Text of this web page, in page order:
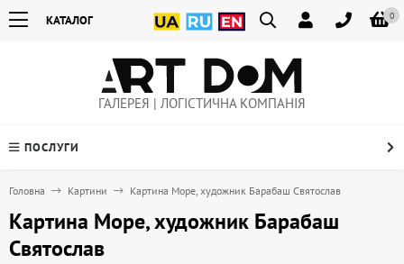
0
КАТАЛОГ
ГАЛЕРЕЯ | ЛОГІСТИЧНА КОМПАНІЯ
ПОСЛУГИ
Головна Картини Картина Море, художник Барабаш Святослав
Картина Море, художник Барабаш
Святослав